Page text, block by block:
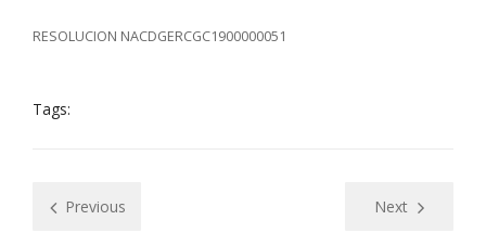
RESOLUCION NACDGERCGC1900000051
Tags:
Previous Next